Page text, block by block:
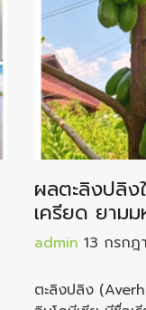
ผลตะลิงปลิ
เครียด ยาม
admin 13 กรก
ตะลิงปลิง